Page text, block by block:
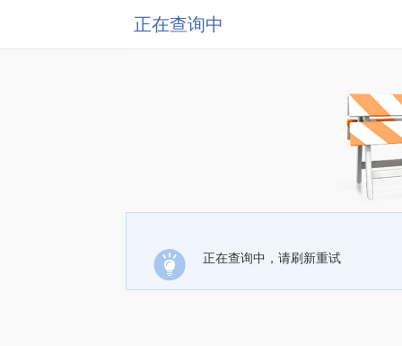
正在查询中
正在查询中，请刷新重试